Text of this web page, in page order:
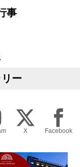
事
ー
X Facebook